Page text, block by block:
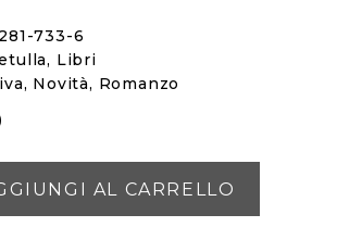
733-6
, Libri
, Novità, Romanzo
AL CARRELLO